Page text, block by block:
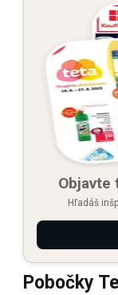
Objavte
Hľadáš
Pobočky